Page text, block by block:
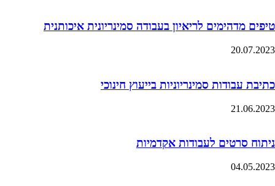
טיפים מדהימים לריאיון בעבודה סמינריונית איכותנית
20.07.2023
כתיבת עבודות סמינריוניות בייעוץ חינוכי
21.06.2023
ניתוח סרטים לעבודות אקדמיות
04.05.2023